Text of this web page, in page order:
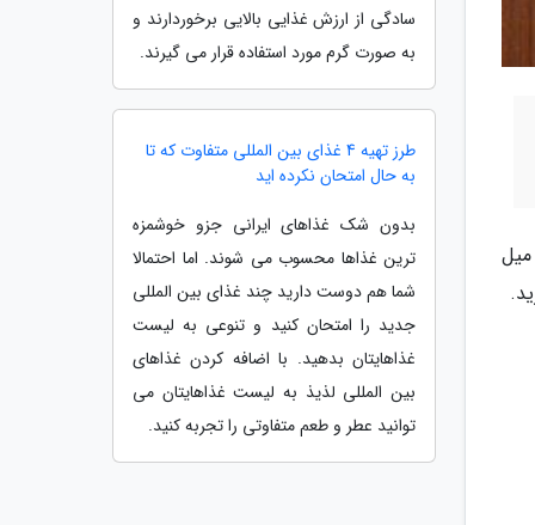
سادگی از ارزش غذایی بالایی برخوردارند و
به صورت گرم مورد استفاده قرار می گیرند.
طرز تهیه 4 غذای بین المللی متفاوت که تا
به حال امتحان نکرده اید
بدون شک غذاهای ایرانی جزو خوشمزه
ترین غذاها محسوب می شوند. اما احتمالا
شما هم دوست دارید چند غذای بین المللی
جدید را امتحان کنید و تنوعی به لیست
غذاهایتان بدهید. با اضافه کردن غذاهای
بین المللی لذیذ به لیست غذاهایتان می
توانید عطر و طعم متفاوتی را تجربه کنید.